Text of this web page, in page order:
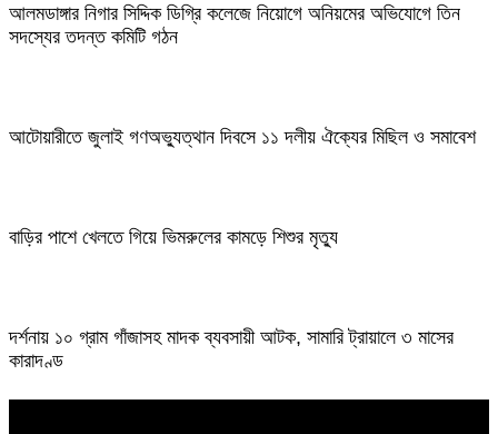
আলমডাঙ্গার নিগার সিদ্দিক ডিগ্রি কলেজে নিয়োগে অনিয়মের অভিযোগে তিন
সদস্যের তদন্ত কমিটি গঠন
আটোয়ারীতে জুলাই গণঅভ্যুত্থান দিবসে ১১ দলীয় ঐক্যের মিছিল ও সমাবেশ
বাড়ির পাশে খেলতে গিয়ে ভিমরুলের কামড়ে শিশুর মৃত্যু
দর্শনায় ১০ গ্রাম গাঁজাসহ মাদক ব্যবসায়ী আটক, সামারি ট্রায়ালে ৩ মাসের
কারাদণ্ড